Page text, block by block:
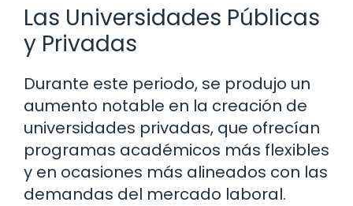
Las Universidades Públicas
y Privadas
Durante este periodo, se produjo un
aumento notable en la creación de
universidades privadas, que ofrecían
programas académicos más flexibles
y en ocasiones más alineados con las
demandas del mercado laboral.